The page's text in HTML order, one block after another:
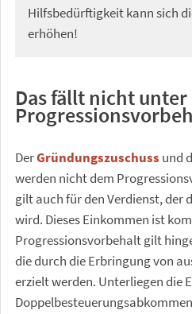
Hilfsbedürftigkeit kann sich
erhöhen!
Das fällt nicht unter
DerGründungszuschuss und
werden nicht dem
gilt auch für den Verdienst, der
wird. Dieses Einkommen ist
Progressionsvorbehalt gilt
die durch die Erbringung von
erzielt werden. Unterliegen die